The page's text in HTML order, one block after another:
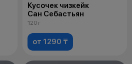
Кусочек чизкейк
Сан Себастьян
120 г
от 1290 ₸